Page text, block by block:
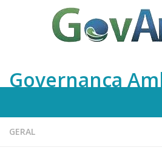
Governança
Home
GERAL